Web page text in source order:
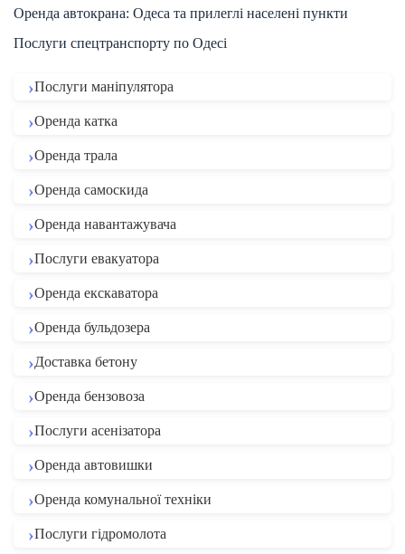
Оренда автокрана: Одеса та прилеглі населені пункти
Послуги спецтранспорту по Одесі
Послуги маніпулятора
Оренда катка
Оренда трала
Оренда самоскида
Оренда навантажувача
Послуги евакуатора
Оренда екскаватора
Оренда бульдозера
Доставка бетону
Оренда бензовоза
Послуги асенізатора
Оренда автовишки
Оренда комунальної техніки
Послуги гідромолота